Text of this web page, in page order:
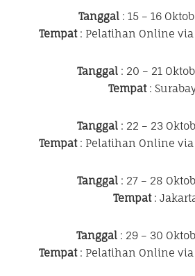
Tanggal: 15 – 16
Tempat: Pelatihan Online via
Tanggal : 20 – 21
Tempat:
Tanggal: 22 – 23
Tempat: Pelatihan Online via
Tanggal: 27 – 28
Tempat:
Tanggal : 29 – 30
Tempat: Pelatihan Online via